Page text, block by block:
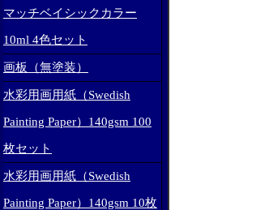
マッチベイシックカラー
10ml 4色セット
画板（無塗装）
水彩用画用紙（Swedish
Painting Paper）140gsm 100
枚セット
水彩用画用紙（Swedish
Painting Paper）140gsm 10枚